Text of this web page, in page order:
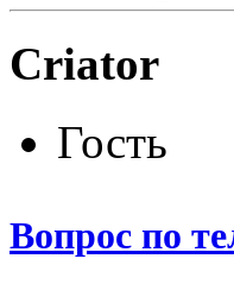
Criator
Гость
Вопрос по